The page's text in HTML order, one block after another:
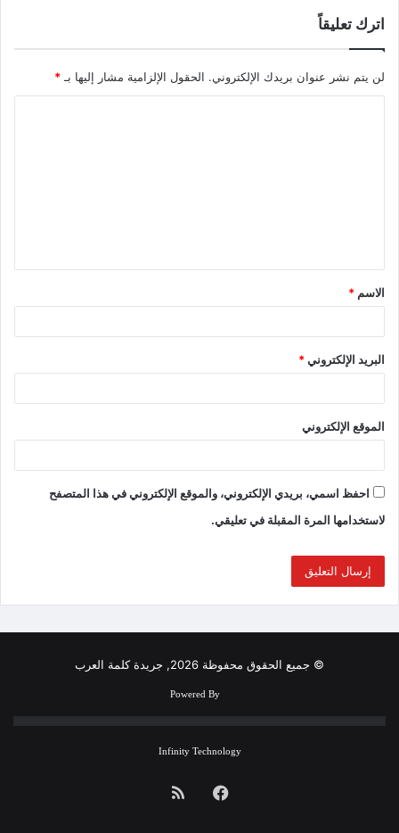
اترك تعليقاً
لن يتم نشر عنوان بريدك الإلكتروني. الحقول الإلزامية مشار إليها بـ *
الاسم *
البريد الإلكتروني*
الموقع الإلكتروني
احفظ اسمي، بريدي الإلكتروني، والموقع الإلكتروني في هذا المتصفح
لاستخدامها المرة المقبلة في تعليقي.
© جميع الحقوق محفوظة 2026, جريدة كلمة العرب